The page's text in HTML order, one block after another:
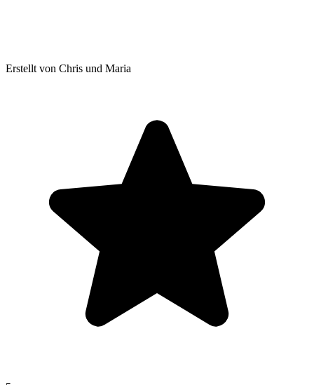
Erstellt von Chris und Maria